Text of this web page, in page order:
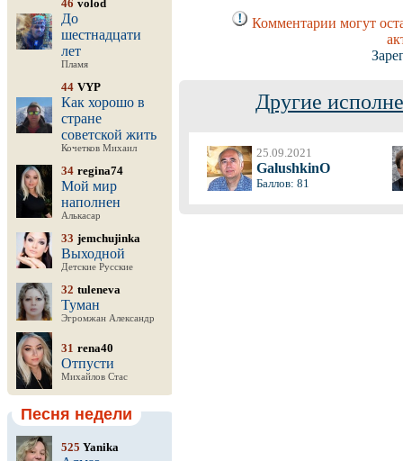
46 volod
До
шестнадцати
лет
Пламя
44 VYP
Как хорошо в
стране
советской жить
Кочетков Михаил
34 regina74
Мой мир
наполнен
Алькасар
33 jemchujinka
Выходной
Детские Русские
32 tuleneva
Туман
Эгромжан Александр
31 rena40
Отпусти
Михайлов Стас
Песня недели
525 Yanika
Комментарии могут
Другие
25.09.2021
GalushkinO
Баллов: 81